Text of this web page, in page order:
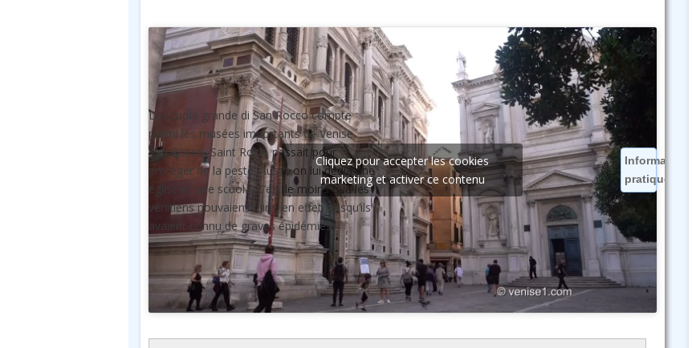
La scuola grande di San Rocco compte
parmi les musées importants de Venise.
San Rocco, Saint Roch, passait pour
protéger de la peste. Aussi, on lui dédia une
église et une scuola. C’est le moins que les
vénitiens pouvaient faire, en effet puisqu’ils
avaient connu de graves épidémies.
Informations
pratiques
Cliquez pour accepter les cookies
marketing et activer ce contenu